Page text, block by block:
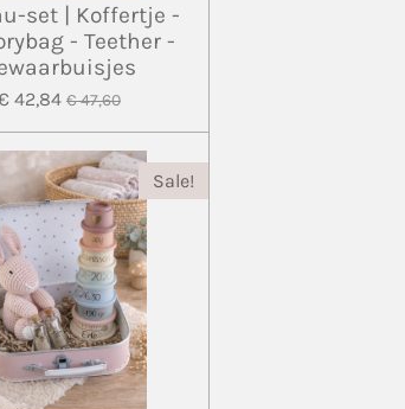
set | Koffertje -
- Teether -
42,84 € 47,60
Sale!